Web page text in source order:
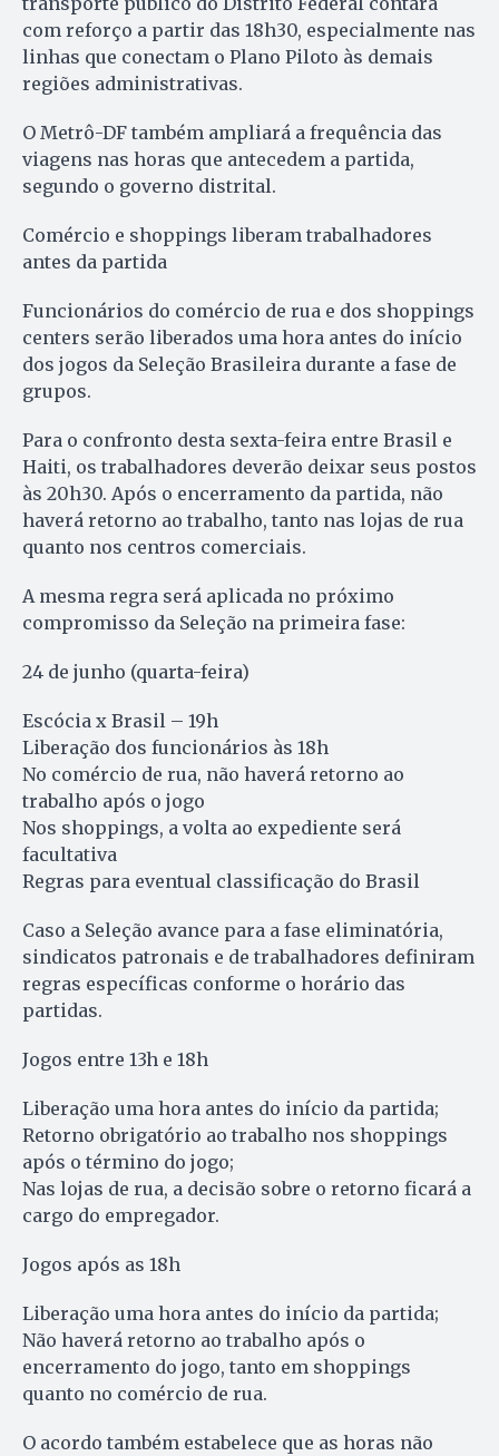
com reforço a partir das 18h30, especialmente nas
linhas que conectam o Plano Piloto às demais
regiões administrativas.
O Metrô-DF também ampliará a frequência das
viagens nas horas que antecedem a partida,
segundo o governo distrital.
Comércio e shoppings liberam trabalhadores
antes da partida
Funcionários do comércio de rua e dos shoppings
centers serão liberados uma hora antes do início
dos jogos da Seleção Brasileira durante a fase de
grupos.
Para o confronto desta sexta-feira entre Brasil e
Haiti, os trabalhadores deverão deixar seus postos
às 20h30. Após o encerramento da partida, não
haverá retorno ao trabalho, tanto nas lojas de rua
quanto nos centros comerciais.
A mesma regra será aplicada no próximo
compromisso da Seleção na primeira fase:
24 de junho (quarta-feira)
Escócia x Brasil – 19h
Liberação dos funcionários às 18h
No comércio de rua, não haverá retorno ao
trabalho após o jogo
Nos shoppings, a volta ao expediente será
facultativa
Regras para eventual classificação do Brasil
Caso a Seleção avance para a fase eliminatória,
sindicatos patronais e de trabalhadores definiram
regras específicas conforme o horário das
partidas.
Jogos entre 13h e 18h
Liberação uma hora antes do início da partida;
Retorno obrigatório ao trabalho nos shoppings
após o término do jogo;
Nas lojas de rua, a decisão sobre o retorno ficará a
cargo do empregador.
Jogos após as 18h
Liberação uma hora antes do início da partida;
Não haverá retorno ao trabalho após o
encerramento do jogo, tanto em shoppings
quanto no comércio de rua.
O acordo também estabelece que as horas não